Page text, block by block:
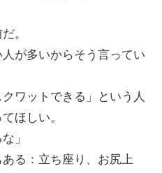
。
が多いからそう言ってい
ワットできる」という人
ほしい。
」
る：立ち座り、お尻上